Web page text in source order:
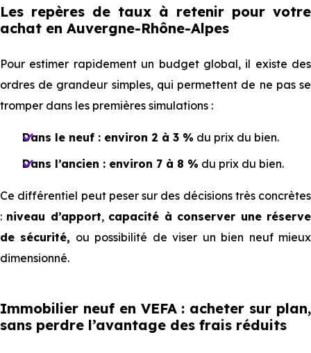
Les repères de taux à retenir pour votre
achat en Auvergne-Rhône-Alpes
Pour estimer rapidement un budget global, il existe des
ordres de grandeur simples, qui permettent de ne pas se
tromper dans les premières simulations :
Dans le neuf : environ 2 à 3 % du prix du bien.
Dans l’ancien : environ 7 à 8 % du prix du bien.
Ce différentiel peut peser sur des décisions très concrètes
: niveau d’apport, capacité à conserver une réserve
de sécurité, ou possibilité de viser un bien neuf mieux
dimensionné.
Immobilier neuf en VEFA : acheter sur plan,
sans perdre l’avantage des frais réduits